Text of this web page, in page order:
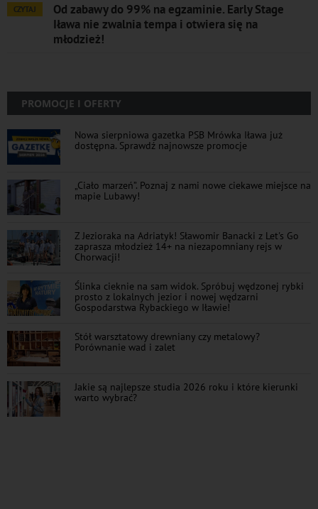
CZYTAJ
Od zabawy do 99% na egzaminie. Early Stage
Iława nie zwalnia tempa i otwiera się na
młodzież!
PROMOCJE I OFERTY
Nowa sierpniowa gazetka PSB Mrówka Iława już
dostępna. Sprawdź najnowsze promocje
„Ciało marzeń”. Poznaj z nami nowe ciekawe miejsce na
mapie Lubawy!
Z Jezioraka na Adriatyk! Sławomir Banacki z Let's Go
zaprasza młodzież 14+ na niezapomniany rejs w
Chorwacji!
Ślinka cieknie na sam widok. Spróbuj wędzonej rybki
prosto z lokalnych jezior i nowej wędzarni
Gospodarstwa Rybackiego w Iławie!
Stół warsztatowy drewniany czy metalowy?
Porównanie wad i zalet
Jakie są najlepsze studia 2026 roku i które kierunki
warto wybrać?